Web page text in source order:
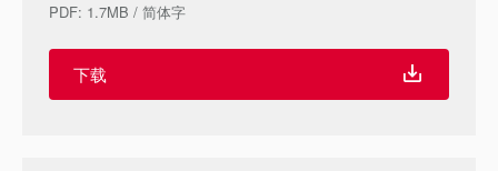
PDF: 1.7MB / 简体字
下载